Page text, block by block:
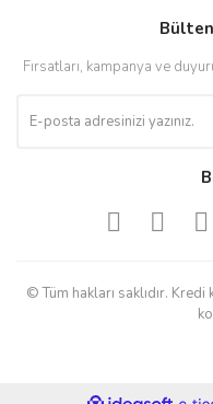
Fırsatları, kampanya ve
© Tüm hakları saklıdır.